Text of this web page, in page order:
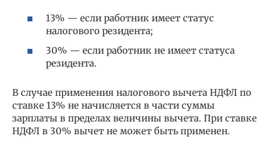
13% — если работник имеет статус
налогового резидента;
30% — если работник не имеет статуса
резидента.
В случае применения налогового вычета НДФЛ по
ставке 13% не начисляется в части суммы
зарплаты в пределах величины вычета. При ставке
НДФЛ в 30% вычет не может быть применен.